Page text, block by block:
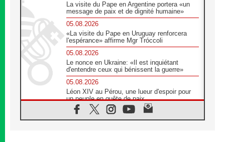
La visite du Pape en Argentine portera «un
message de paix et de dignité humaine»
05.08.2026
«La visite du Pape en Uruguay renforcera
l'espérance» affirme Mgr Tróccoli
05.08.2026
Le nonce en Ukraine: «Il est inquiétant
d'entendre ceux qui bénissent la guerre»
05.08.2026
Léon XIV au Pérou, une lueur d'espoir pour
un peuple en quête de paix
05.08.2026
SCEAM: L'Église en Afrique vers